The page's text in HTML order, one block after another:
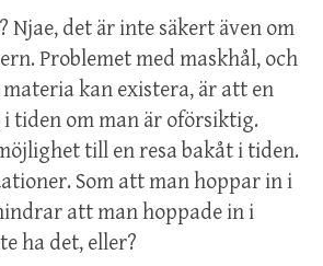
det är inte säkert även om
Problemet med maskhål, och
kan existera, är att en
tiden om man är oförsiktig.
till en resa bakåt i tiden.
Som att man hoppar in i
att man hoppade in i
ha det, eller?